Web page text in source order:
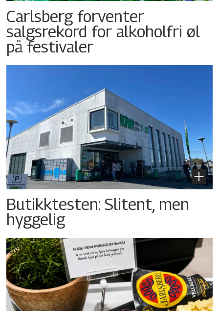
Carlsberg forventer
salgsrekord for alkoholfri øl
på festivaler
Butikktesten: Slitent, men
hyggelig